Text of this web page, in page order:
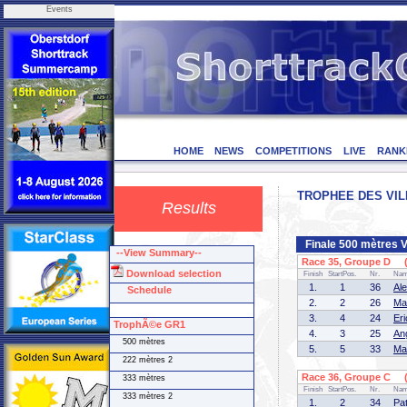
Events
HOME NEWS COMPETITIONS LIVE
Results
TROPHEE DES
Finale 500 mètres
Race 35, Groupe D
Finish StartPos. Nr.
1. 1 36
2.
2 26
3.
4 24
4.
3 25
5.
5 33
Race 36, Groupe C
Finish StartPos. Nr.
1. 2 34
--View Summary--
Download selection
Schedule
TrophÃ©e GR1
500 mètres
222 mètres 2
333 mètres
333 mètres 2